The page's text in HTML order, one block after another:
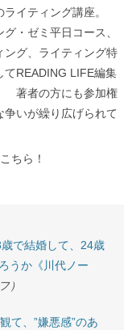
イティング講座。
・ゼミ平日コース、
ング、ライティング特
てREADING LIFE編集
著者の方にも参加権
いが繰り広げられて
ちら！
で結婚して、24歳
うか《川代ノー
）
て、”嫌悪感”のあ